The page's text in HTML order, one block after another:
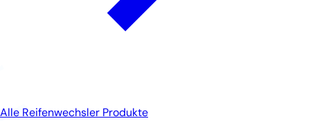
Alle Reifenwechsler Produkte